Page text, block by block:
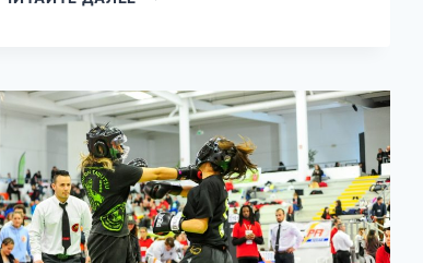
ОБЪЯСНЕНИЕ
ПО
ПРАВИЛАМ
2025
ГОДА